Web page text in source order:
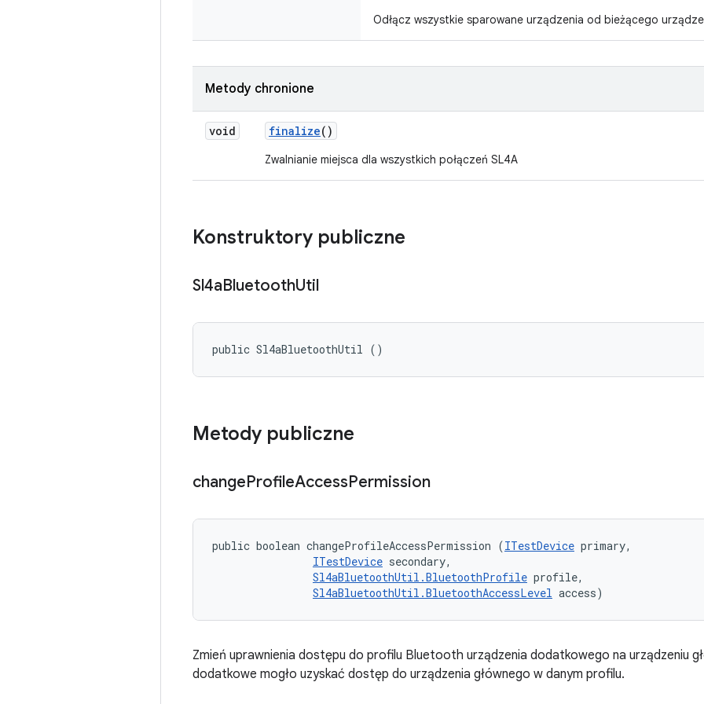
Odłącz wszystkie sparowane urządzenia od bieżącego
Metody chronione
void finalize()
Zwalnianie miejsca dla wszystkich połączeń SL4A
Konstruktory publiczne
Sl4aBluetoothUtil
public Sl4aBluetoothUtil ()
Metody publiczne
changeProfileAccessPermission
public boolean changeProfileAccessPermission (ITestDevice primary,
ITestDevice secondary,
Sl4aBluetoothUtil.BluetoothProfile profile,
Sl4aBluetoothUtil.BluetoothAccessLevel access)
Zmień uprawnienia dostępu do profilu Bluetooth urządzenia dodatkowego na urządzeniu
dodatkowe mogło uzyskać dostęp do urządzenia głównego w danym profilu.